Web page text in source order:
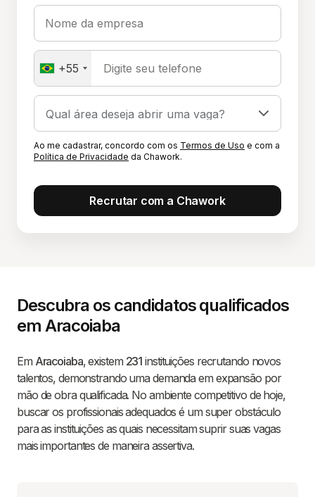
Nome da empresa
+55 Digite seu telefone
Ao me cadastrar, concordo com os Termos de Uso e com a
Política de Privacidade da Chawork.
Recrutar com a Chawork
Descubra os candidatos qualificados
em Aracoiaba
Em Aracoiaba, existem 231 instituições recrutando novos
talentos, demonstrando uma demanda em expansão por
mão de obra qualificada. No ambiente competitivo de hoje,
buscar os profissionais adequados é um super obstáculo
para as instituições as quais necessitam suprir suas vagas
mais importantes de maneira assertiva.